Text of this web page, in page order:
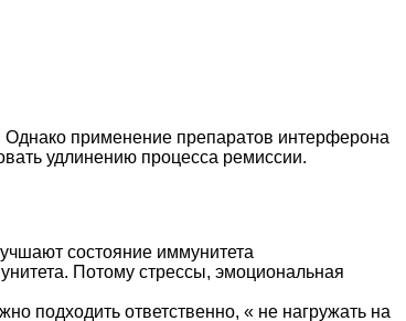
применение препаратов интерферона
удлинению процесса ремиссии.
состояние иммунитета
Потому стрессы, эмоциональная
подходить ответственно, « не нагружать на